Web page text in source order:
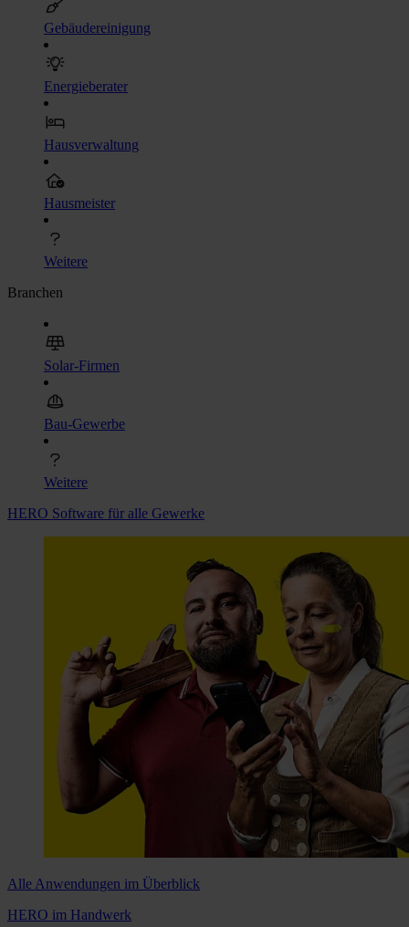
Gebäudereinigung
Energieberater
Hausverwaltung
Hausmeister
Weitere
Branchen
Solar-Firmen
Bau-Gewerbe
Weitere
HERO Software für alle Gewerke
Alle Anwendungen im Überblick
HERO im Handwerk